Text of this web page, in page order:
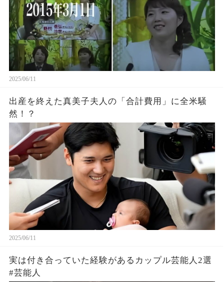
2025/06/11
出産を終えた真美子夫人の「合計費用」に全米騒
然！？
2025/06/11
実は付き合っていた経験があるカップル芸能人2選
#芸能人